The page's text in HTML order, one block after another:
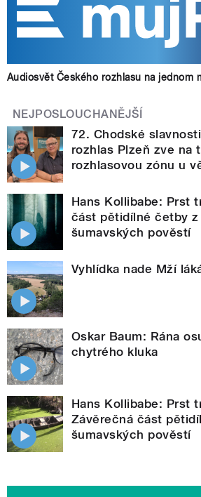
Audiosvět Českého rozhlasu na jednom
NEJPOSLOUCHANĚJŠÍ
72. Chodské
rozhlas Plzeň zve na
rozhlasovou zónu u
Hans Kollibabe: Prst
část pětidílné četby z
šumavských pověstí
Vyhlídka nade Mží
Oskar Baum: Rána
chytrého kluka
Hans Kollibabe: Prst
Závěrečná část
šumavských pověstí